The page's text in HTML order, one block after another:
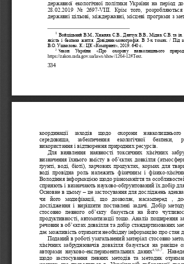
334
державної  екологічної  політики  України  на  період
28.02.2019  No  2697-VIII.
Крім  того,
державні цільові, міждержавні, місцеві програми з
1 Войціцький В.М., Хижняк С.В., Данчук В.В., Мідик С.В. та ін.
якість  і  безпека  життя.  Довідник-монографія.  В  3-х  томах.  /  Під
В.О. Ушкаловa . К.: ЦК «Компринт», 2019. 640 с.
2 Закон   України   «Про   охорону   навколишнього
https://zakon.rada.gov.ua/laws/show/1264-12#Text.
координації   заходів   щодо   охорони   навколишнього
середовища,   забезпечення   екологічної   безпеки,
використання і відтворення природних ресурсів.
Для  виявлення  наявності  токсичних  хімічних
визначення їхнього вмісту в об’єктах довкілля
ґрунті , воді, біоті), харчових продуктах, кормах для
воді  провідна  роль  належить  фізичним  і  фізико-
Володіння інформацією щодо різноманіття та
сприяють і визначають науково-обґрунтований їх добір
Основне в цьому – це застосування для досліджень
чи  його  модифікації,  що  дозволяє,  насамперед  ,
дослідження  і  вирішити  поставлені  задачі.  Добір
стосовно  певного  об’єкту  базується  на  його  чутливо
продуктивності, автоматизації тощо. Аналіз поширення
речовин в об’єктах довкілля та добір стандартизованих
дає можливість отримати необхідну інформацію про стан
Поданий в роботі узагальнений матеріал стосовно
хімічних  забруднювачів  довкілля  базується  на  раніше
авторами науково-експериментальних  даних4 ,5,6 ,7
.
щодо  застосування  певних  методів  та  методик